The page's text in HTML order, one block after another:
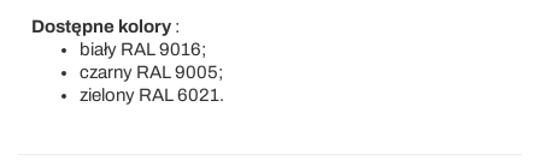
Dostępne kolory:
biały RAL 9016;
czarny RAL 9005;
zielony RAL 6021.